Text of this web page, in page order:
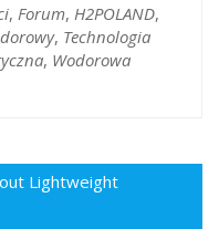
, Forum, H2POLAND,
, Technologia
, Wodorowa
Lightweight